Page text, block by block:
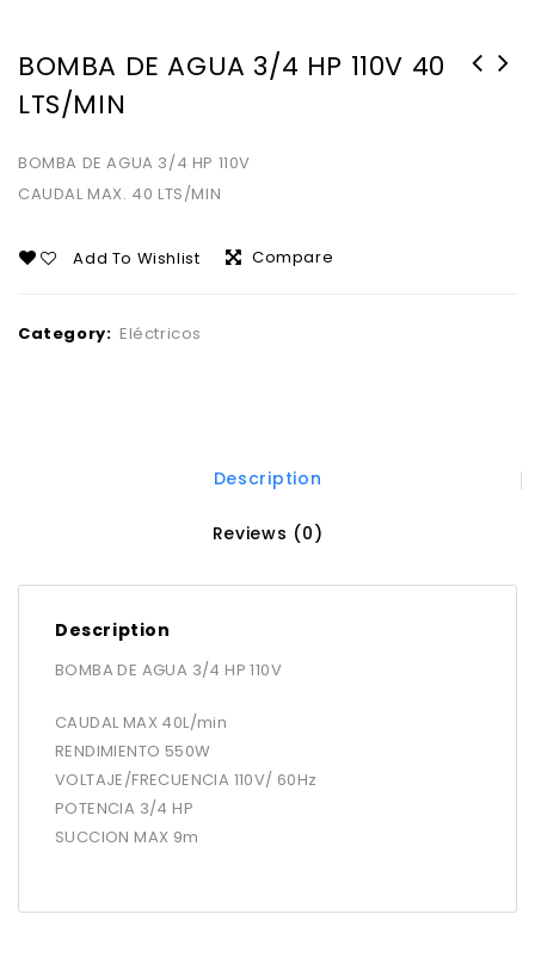
BOMBA DE AGUA 3/4 HP 110V 40
LTS/MIN
BOMBA DE AGUA 3/4 HP 110V
CAUDAL MAX. 40 LTS/MIN
Add To Wishlist Compare
Category: Eléctricos
Description
Reviews (0)
Description
BOMBA DE AGUA 3/4 HP 110V
CAUDAL MAX 40L/min
RENDIMIENTO 550W
VOLTAJE/FRECUENCIA 110V/ 60Hz
POTENCIA 3/4 HP
SUCCION MAX 9m